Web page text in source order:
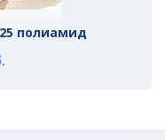
полиамид